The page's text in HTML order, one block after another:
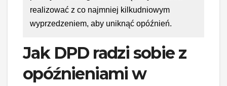
realizować z co najmniej kilkudniowym
wyprzedzeniem, aby uniknąć opóźnień.
Jak DPD radzi sobie z
opóźnieniami w